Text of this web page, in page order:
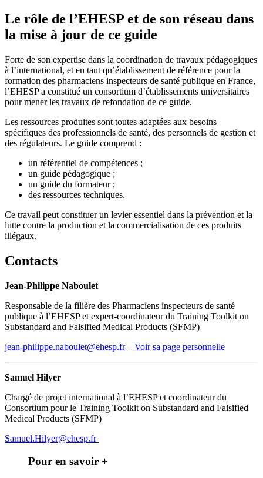
Le rôle de l’EHESP et de son réseau dans
la mise à jour de ce guide
Forte de son expertise dans la coordination de travaux pédagogiques
à l’international, et en tant qu’établissement de référence pour la
formation des pharmaciens inspecteurs de santé publique en France,
l’EHESP a constitué un consortium d’établissements universitaires
pour mener les travaux de refondation de ce guide.
Les ressources produites sont toutes adaptées aux besoins
spécifiques des professionnels de santé, des personnels de gestion et
des régulateurs. Le guide comprend :
un référentiel de compétences ;
un guide pédagogique ;
un guide du formateur ;
des ressources techniques.
Ce travail peut constituer un levier essentiel dans la prévention et la
lutte contre la production et la commercialisation de ces produits
illégaux.
Contacts
Jean-Philippe Naboulet
Responsable de la filière des Pharmaciens inspecteurs de santé
publique à l’EHESP et expert-coordinateur du Training Toolkit on
Substandard and Falsified Medical Products (SFMP)
jean-philippe.naboulet@ehesp.fr– Voir sa page personnelle
Samuel Hilyer
Chargé de projet international à l’EHESP et coordinateur du
Consortium pour le Training Toolkit on Substandard and Falsified
Medical Products (SFMP)
Samuel.Hilyer@ehesp.fr
Pour en savoir +